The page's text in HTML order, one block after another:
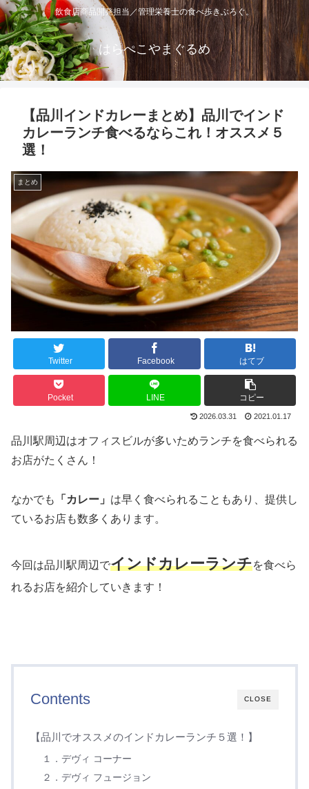
飲食店商品開発担当／管理栄養士の食べ歩きぶろぐ。
はらぺこやまぐるめ
【品川インドカレーまとめ】品川でインド
カレーランチ食べるならこれ！オススメ５
選！
まとめ
Twitter Facebook はてブ
Pocket LINE コピー
2026.03.31 2021.01.17
品川駅周辺はオフィスビルが多いためランチを食べられる
お店がたくさん！
なかでも 「カレー」 は早く食べられることもあり、提供し
ているお店も数多くあります。
今回は品川駅周辺でインドカレーランチを食べら
れるお店を紹介していきます！
CLOSE
Contents
【品川でオススメのインドカレーランチ５選！】
１．デヴィ コーナー
２．デヴィ フュージョン